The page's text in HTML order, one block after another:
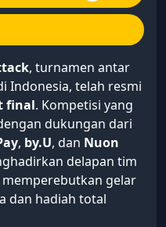
, turnamen antar
Indonesia, telah resmi
final. Kompetisi yang
dukungan dari
, by.U, dan Nuon
delapan tim
gelar
dan hadiah total